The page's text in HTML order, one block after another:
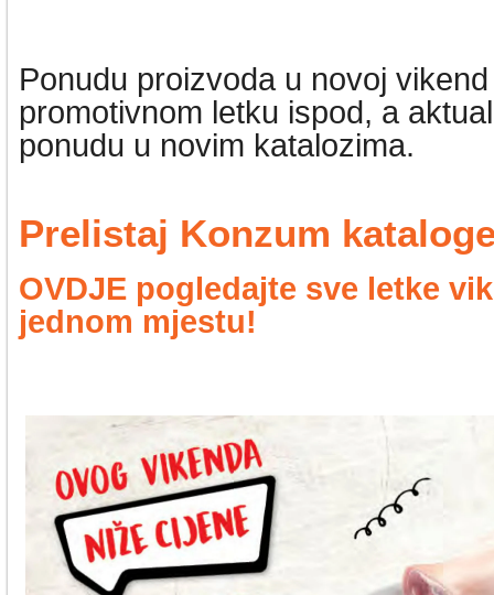
Ponudu proizvoda u novoj
promotivnom letku ispod, a
ponudu u novim katalozima.
Prelistaj Konzum
OVDJE pogledajte sve letke
jednom mjestu!